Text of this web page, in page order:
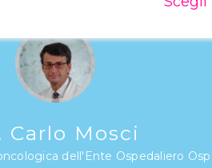
Carlo Mosci
dell'Ente Ospedaliero